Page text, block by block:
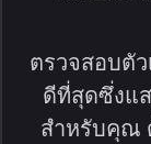
ตรวจสอบตั
ดีที่สุดซึ่งแ
สำหรับคุณ